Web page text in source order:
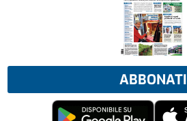
ABBONATI